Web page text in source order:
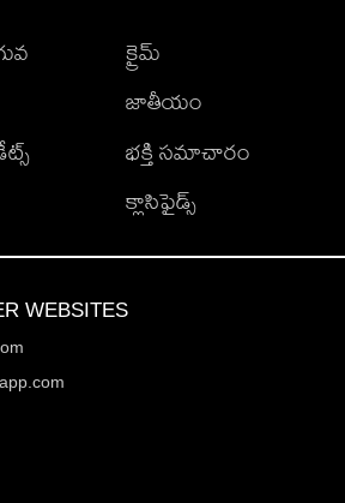
క్రైమ్
జాతీయం
భక్తి సమాచారం
క్లాసిఫైడ్స్
WEBSITES